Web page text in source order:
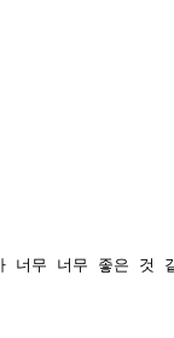
너무 너무 좋은 것